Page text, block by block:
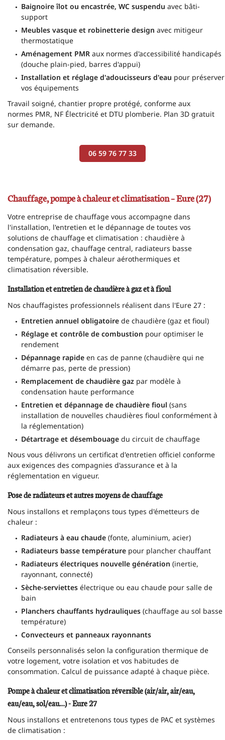
CHAUFFAGE
/ POMPE À CHALEUR
DE BAIN
RÉALISATIONS
AVIS
ACTUALITES
06 59 76 77
Inscription
Baignoire îlot ou encastrée, WC suspendu avec bâti-
support
Meubles vasque et robinetterie design avec mitigeur
thermostatique
Aménagement PMR aux normes d'accessibilité handicapés
(douche plain-pied, barres d'appui)
Installation et réglage d'adoucisseurs d'eau pour préserver
vos équipements
Travail soigné, chantier propre protégé, conforme aux
normes PMR, NF Électricité et DTU plomberie. Plan 3D gratuit
sur demande.
06 59 76 77 33
Chauffage, pompe à chaleur et climatisation – Eure (27)
Votre entreprise de chauffage vous accompagne dans
l'installation, l'entretien et le dépannage de toutes vos
solutions de chauffage et climatisation : chaudière à
condensation gaz, chauffage central, radiateurs basse
température, pompes à chaleur aérothermiques et
climatisation réversible.
Installation et entretien de chaudière à gaz et à fioul
Nos chauffagistes professionnels réalisent dans l'Eure 27 :
Entretien annuel obligatoire de chaudière (gaz et fioul)
Réglage et contrôle de combustion pour optimiser le
rendement
Dépannage rapide en cas de panne (chaudière qui ne
démarre pas, perte de pression)
Remplacement de chaudière gaz par modèle à
condensation haute performance
Entretien et dépannage de chaudière fioul (sans
installation de nouvelles chaudières fioul conformément à
la réglementation)
Détartrage et désembouage du circuit de chauffage
Nous vous délivrons un certificat d'entretien officiel conforme
aux exigences des compagnies d'assurance et à la
réglementation en vigueur.
Pose de radiateurs et autres moyens de chauffage
Nous installons et remplaçons tous types d'émetteurs de
chaleur :
Radiateurs à eau chaude (fonte, aluminium, acier)
Radiateurs basse température pour plancher chauffant
Radiateurs électriques nouvelle génération (inertie,
rayonnant, connecté)
Sèche-serviettes électrique ou eau chaude pour salle de
bain
Planchers chauffants hydrauliques (chauffage au sol basse
température)
Convecteurs et panneaux rayonnants
Conseils personnalisés selon la configuration thermique de
votre logement, votre isolation et vos habitudes de
consommation. Calcul de puissance adapté à chaque pièce.
Pompe à chaleur et climatisation réversible (air/air, air/eau,
eau/eau, sol/eau…) - Eure 27
Nous installons et entretenons tous types de PAC et systèmes
de climatisation :